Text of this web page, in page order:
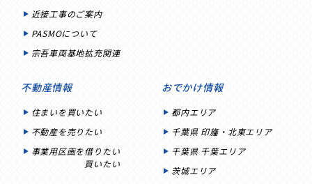
近接工事のご案内
PASMOについて
宗吾車両基地拡充関連
不動産情報
住まいを買いたい
不動産を売りたい
事業用区画を借りたい
買いたい
おでかけ情報
都内エリア
千葉県 印旛・北東エリア
千葉県 千葉エリア
茨城エリア